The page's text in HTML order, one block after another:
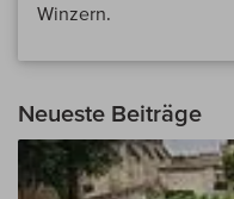
Winzern.
Neueste Beiträge